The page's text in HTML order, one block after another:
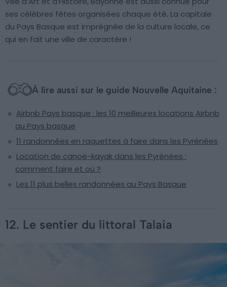
ses célèbres fêtes organisées chaque été. La capitale
du Pays Basque est imprégnée de la culture locale, ce
qui en fait une ville de caractère !
À lire aussi sur le guide Nouvelle Aquitaine :
Airbnb Pays basque : les 10 meilleures locations Airbnb
au Pays basque
11 randonnées en raquettes à faire dans les Pyrénées
Location de canoë-kayak dans les Pyrénées :
comment faire et où ?
Les 11 plus belles randonnées au Pays Basque
12. Le sentier du littoral Talaia